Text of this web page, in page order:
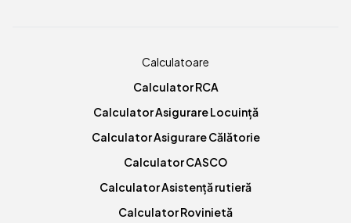
Calculatoare
Calculator RCA
Calculator Asigurare Locuință
Calculator Asigurare Călătorie
Calculator CASCO
Calculator Asistență rutieră
Calculator Rovinietă